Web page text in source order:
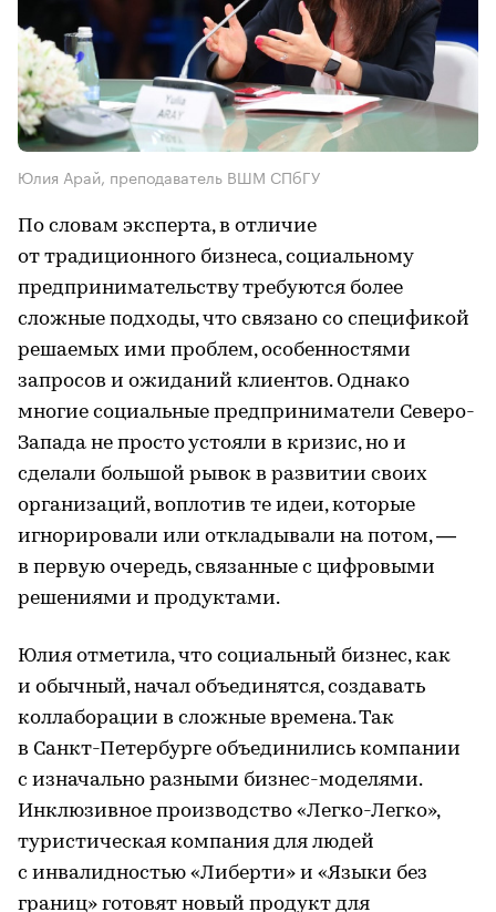
Юлия Арай, преподаватель ВШМ СПбГУ
По словам эксперта, в отличие
от традиционного бизнеса, социальному
предпринимательству требуются более
сложные подходы, что связано со спецификой
решаемых ими проблем, особенностями
запросов и ожиданий клиентов. Однако
многие социальные предприниматели Северо-
Запада не просто устояли в кризис, но и
сделали большой рывок в развитии своих
организаций, воплотив те идеи, которые
игнорировали или откладывали на потом, —
в первую очередь, связанные с цифровыми
решениями и продуктами.
Юлия отметила, что социальный бизнес, как
и обычный, начал объединятся, создавать
коллаборации в сложные времена. Так
в Санкт-Петербурге объединились компании
с изначально разными бизнес-моделями.
Инклюзивное производство «Легко-Легко»,
туристическая компания для людей
с инвалидностью «Либерти» и «Языки без
границ» готовят новый продукт для